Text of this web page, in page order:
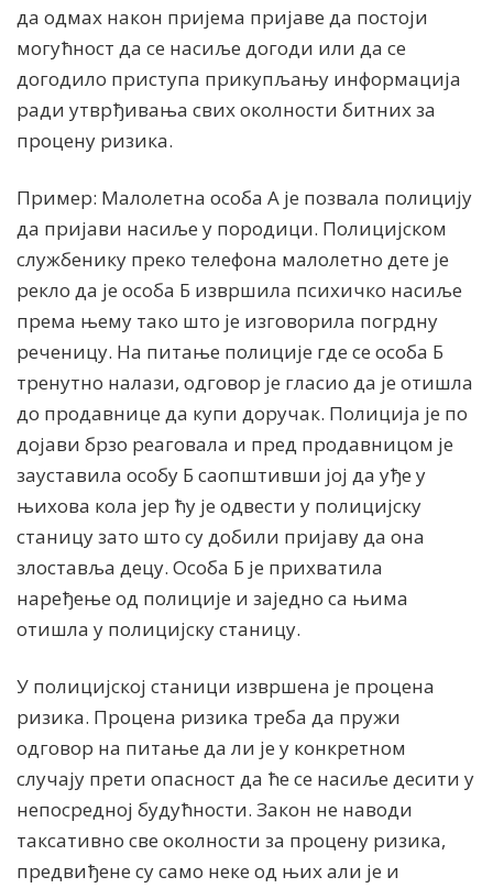
да одмах након пријема пријаве да постоји
могућност да се насиље догоди или да се
догодило приступа прикупљању информација
ради утврђивања свих околности битних за
процену ризика.
Пример: Малолетна особа А је позвала полицију
да пријави насиље у породици. Полицијском
службенику преко телефона малолетно дете је
рекло да је особа Б извршила психичко насиље
према њему тако што је изговорила погрдну
реченицу. На питање полиције где се особа Б
тренутно налази, одговор је гласио да је отишла
до продавнице да купи доручак. Полиција је по
дојави брзо реаговала и пред продавницом је
зауставила особу Б саопштивши јој да уђе у
њихова кола јер ћу је одвести у полицијску
станицу зато што су добили пријаву да она
злоставља децу. Особа Б је прихватила
наређење од полиције и заједно са њима
отишла у полицијску станицу.
У полицијској станици извршена је процена
ризика. Процена ризика треба да пружи
одговор на питање да ли је у конкретном
случају прети опасност да ће се насиље десити у
непосредној будућности. Закон не наводи
таксативно све околности за процену ризика,
предвиђене су само неке од њих али је и